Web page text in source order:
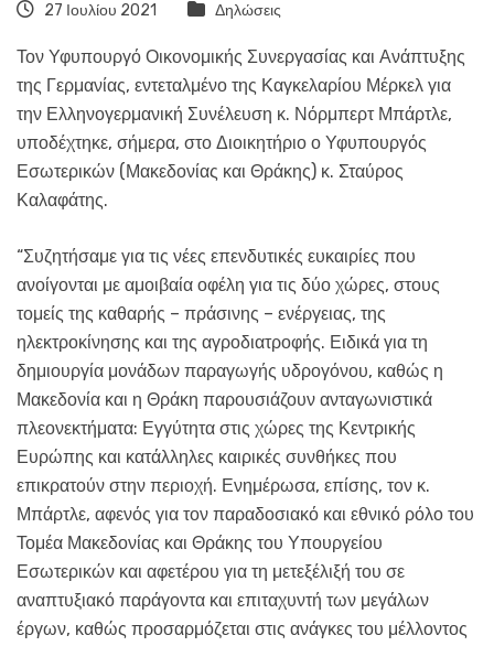
27 Ιουλίου 2021 Δηλώσεις
Τον Υφυπουργό Οικονομικής Συνεργασίας και Ανάπτυξης
της Γερμανίας, εντεταλμένο της Καγκελαρίου Μέρκελ για
την Ελληνογερμανική Συνέλευση κ. Νόρμπερτ Μπάρτλε,
υποδέχτηκε, σήμερα, στο Διοικητήριο ο Υφυπουργός
Εσωτερικών (Μακεδονίας και Θράκης) κ. Σταύρος
Καλαφάτης.
“Συζητήσαμε για τις νέες επενδυτικές ευκαιρίες που
ανοίγονται με αμοιβαία οφέλη για τις δύο χώρες, στους
τομείς της καθαρής – πράσινης – ενέργειας, της
ηλεκτροκίνησης και της αγροδιατροφής. Ειδικά για τη
δημιουργία μονάδων παραγωγής υδρογόνου, καθώς η
Μακεδονία και η Θράκη παρουσιάζουν ανταγωνιστικά
πλεονεκτήματα: Εγγύτητα στις χώρες της Κεντρικής
Ευρώπης και κατάλληλες καιρικές συνθήκες που
επικρατούν στην περιοχή. Ενημέρωσα, επίσης, τον κ.
Μπάρτλε, αφενός για τον παραδοσιακό και εθνικό ρόλο του
Τομέα Μακεδονίας και Θράκης του Υπουργείου
Εσωτερικών και αφετέρου για τη μετεξέλιξή του σε
αναπτυξιακό παράγοντα και επιταχυντή των μεγάλων
έργων, καθώς προσαρμόζεται στις ανάγκες του μέλλοντος